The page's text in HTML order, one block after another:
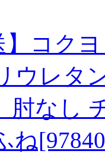
】コク
ウレタ
肘なし
ね